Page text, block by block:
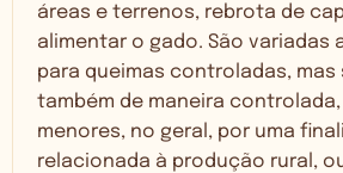
áreas e terrenos, rebrota de
alimentar o gado. São variadas
para queimas controladas, mas
também de maneira controlada,
menores, no geral, por uma
relacionada à produção rural,